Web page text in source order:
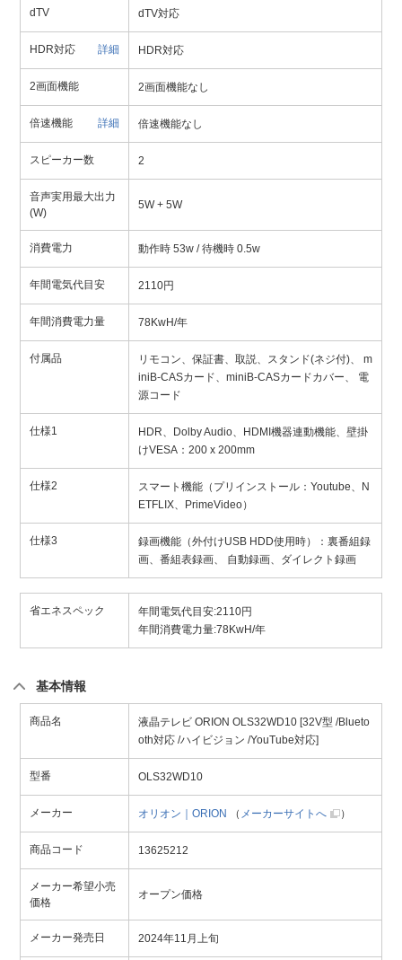
dTV dTV対応
HDR対応 詳細 HDR対応
2画面機能 2画面機能なし
倍速機能 詳細 倍速機能なし
スピーカー数 2
音声実用最大出力
(W)
5W + 5W
消費電力 動作時 53w / 待機時 0.5w
年間電気代目安 2110円
年間消費電力量 78KwH/年
付属品
リモコン、保証書、取説、スタンド(ネジ付)、 m
iniB-CASカード、miniB-CASカードカバー、 電
源コード
仕様1
HDR、Dolby Audio、HDMI機器連動機能、壁掛
けVESA：200 x 200mm
仕様2
スマート機能（プリインストール：Youtube、N
ETFLIX、PrimeVideo）
仕様3
録画機能（外付けUSB HDD使用時）：裏番組録
画、番組表録画、 自動録画、ダイレクト録画
省エネスペック
年間電気代目安:2110円
年間消費電力量:78KwH/年
基本情報
商品名
液晶テレビ ORION OLS32WD10 [32V型 /Blueto
oth対応 /ハイビジョン /YouTube対応]
型番 OLS32WD10
メーカー オリオン｜ORION （ メーカーサイトへ ）
商品コード 13625212
メーカー希望小売
価格
オープン価格
メーカー発売日 2024年11月上旬